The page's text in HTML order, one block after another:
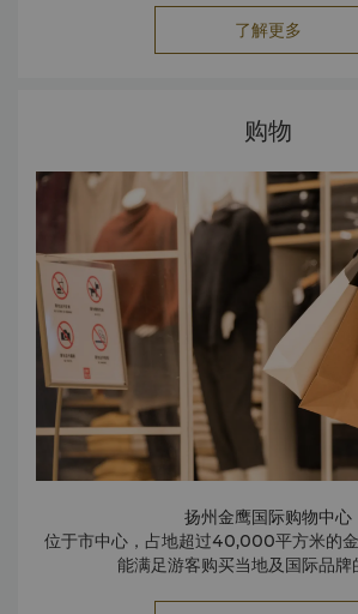
了解更多
购物
扬州金鹰国际购物中心
位于市中心，占地超过40,000平方米的金
能满足游客购买当地及国际品牌